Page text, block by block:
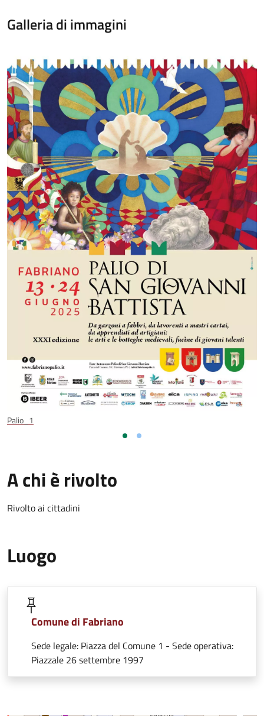
Galleria di immagini
Palio_1
A chi è rivolto
Rivolto ai cittadini
Luogo
Comune di Fabriano
Sede legale: Piazza del Comune 1 - Sede operativa:
Piazzale 26 settembre 1997